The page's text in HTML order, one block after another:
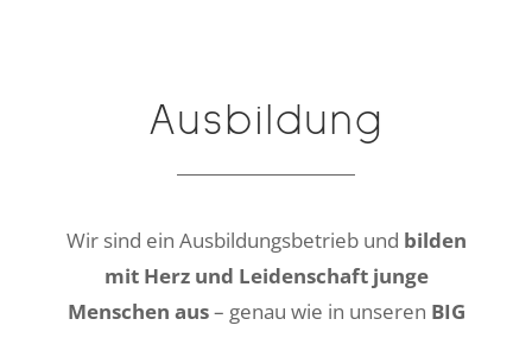
Ausbildung
Wir sind ein Ausbildungsbetrieb und bilden
mit Herz und Leidenschaft junge
Menschen aus– genau wie in unseren BIG